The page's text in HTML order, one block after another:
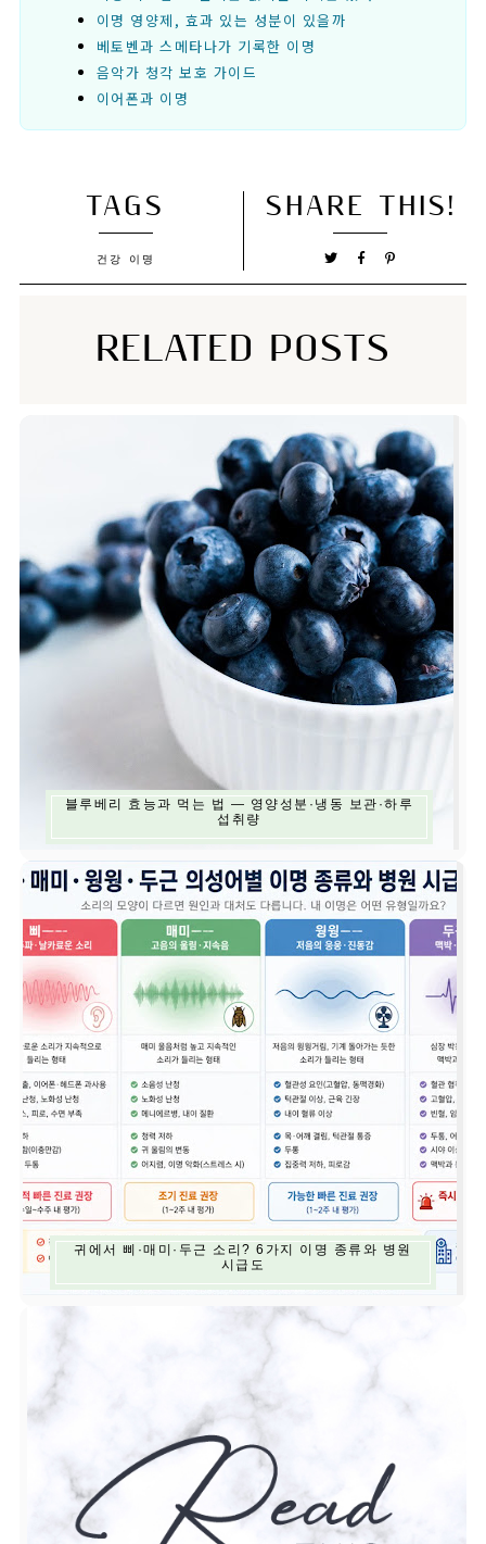
이명 영양제, 효과 있는 성분이 있을까
베토벤과 스메타나가 기록한 이명
음악가 청각 보호 가이드
이어폰과 이명
SHARE THIS!
TAGS
건강 이명
RELATED POSTS
블루베리 효능과 먹는 법 — 영양성분·냉동 보관·하루
섭취량
귀에서 삐·매미·두근 소리? 6가지 이명 종류와 병원
시급도